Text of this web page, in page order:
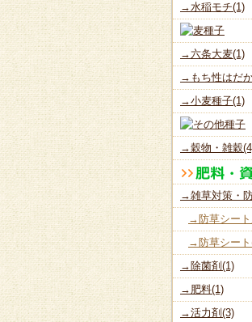
→水稲モチ(1)
→六条大麦(1)
→もち性はだ
→小麦種子(1)
→穀物・雑穀
→雑草対策・
→防草シー
→防草シー
→除菌剤(1)
→肥料(1)
→活力剤(3)